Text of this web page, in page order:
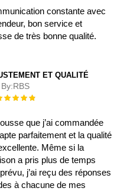
constante avec
bon service et
de très bonne qualité.
ET QUALITÉ
By:RBS
:
que j’ai commandée
parfaitement et la qualité
Même si la
a pris plus de temps
j’ai reçu des réponses
à chacune de mes